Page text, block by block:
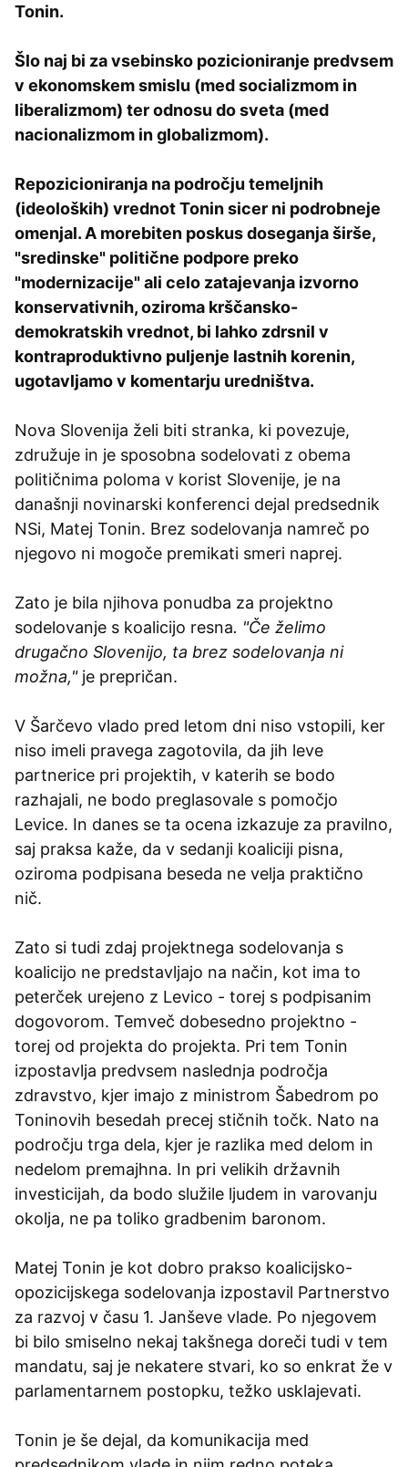
Tonin.
Šlo naj bi za vsebinsko pozicioniranje predvsem
v ekonomskem smislu (med socializmom in
liberalizmom) ter odnosu do sveta (med
nacionalizmom in globalizmom).
Repozicioniranja na področju temeljnih
(ideoloških) vrednot Tonin sicer ni podrobneje
omenjal. A morebiten poskus doseganja širše,
"sredinske" politične podpore preko
"modernizacije" ali celo zatajevanja izvorno
konservativnih, oziroma krščansko-
demokratskih vrednot, bi lahko zdrsnil v
kontraproduktivno puljenje lastnih korenin,
ugotavljamo v komentarju uredništva.
Nova Slovenija želi biti stranka, ki povezuje,
združuje in je sposobna sodelovati z obema
političnima poloma v korist Slovenije, je na
današnji novinarski konferenci dejal predsednik
NSi, Matej Tonin. Brez sodelovanja namreč po
njegovo ni mogoče premikati smeri naprej.
Zato je bila njihova ponudba za projektno
sodelovanje s koalicijo resna. "Če želimo
drugačno Slovenijo, ta brez sodelovanja ni
možna,"je prepričan.
V Šarčevo vlado pred letom dni niso vstopili, ker
niso imeli pravega zagotovila, da jih leve
partnerice pri projektih, v katerih se bodo
razhajali, ne bodo preglasovale s pomočjo
Levice. In danes se ta ocena izkazuje za pravilno,
saj praksa kaže, da v sedanji koaliciji pisna,
oziroma podpisana beseda ne velja praktično
nič.
Zato si tudi zdaj projektnega sodelovanja s
koalicijo ne predstavljajo na način, kot ima to
peterček urejeno z Levico - torej s podpisanim
dogovorom. Temveč dobesedno projektno -
torej od projekta do projekta. Pri tem Tonin
izpostavlja predvsem naslednja področja
zdravstvo, kjer imajo z ministrom Šabedrom po
Toninovih besedah precej stičnih točk. Nato na
področju trga dela, kjer je razlika med delom in
nedelom premajhna. In pri velikih državnih
investicijah, da bodo služile ljudem in varovanju
okolja, ne pa toliko gradbenim baronom.
Matej Tonin je kot dobro prakso koalicijsko-
opozicijskega sodelovanja izpostavil Partnerstvo
za razvoj v času 1. Janševe vlade. Po njegovem
bi bilo smiselno nekaj takšnega doreči tudi v tem
mandatu, saj je nekatere stvari, ko so enkrat že v
parlamentarnem postopku, težko usklajevati.
Tonin je še dejal, da komunikacija med